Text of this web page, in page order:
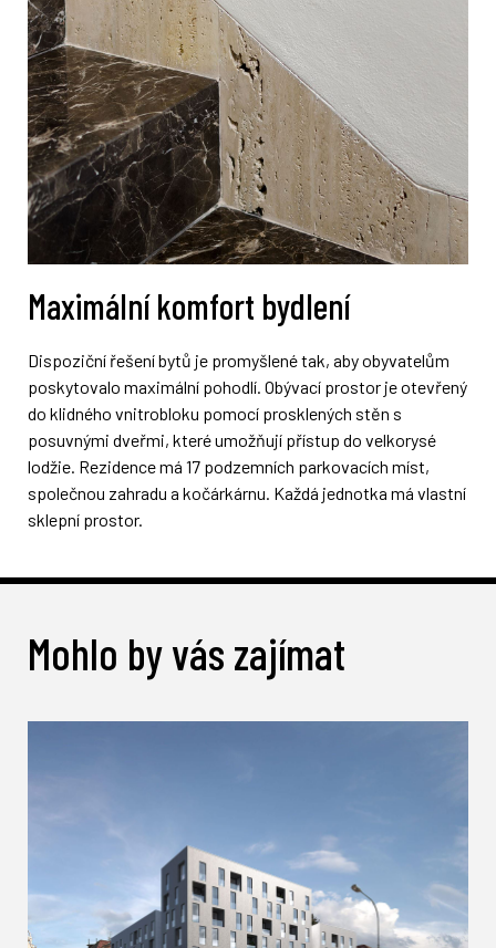
Maximální komfort bydlení
Dispoziční řešení bytů je promyšlené tak, aby obyvatelům
poskytovalo maximální pohodlí. Obývací prostor je otevřený
do klidného vnitrobloku pomocí prosklených stěn s
posuvnými dveřmi, které umožňují přístup do velkorysé
lodžie. Rezidence má 17 podzemních parkovacích míst,
společnou zahradu a kočárkárnu. Každá jednotka má vlastní
sklepní prostor.
Mohlo by vás zajímat